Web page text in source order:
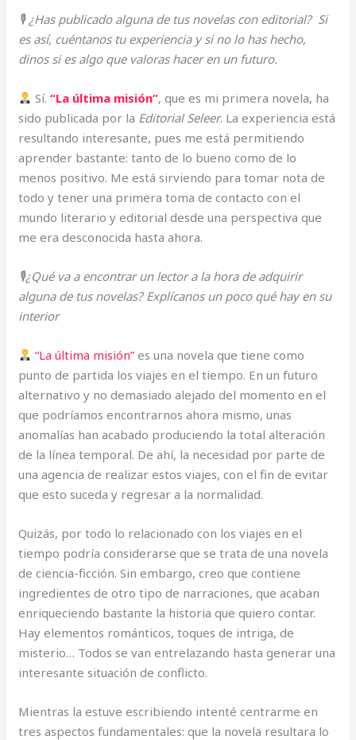
🎙 ¿Has publicado alguna de tus novelas con editorial? Si
es así, cuéntanos tu experiencia y si no lo has hecho,
dinos si es algo que valoras hacer en un futuro.
Sí. “La última misión”, que es mi primera novela, ha
sido publicada por la Editorial Seleer. La experiencia está
resultando interesante, pues me está permitiendo
aprender bastante: tanto de lo bueno como de lo
menos positivo. Me está sirviendo para tomar nota de
todo y tener una primera toma de contacto con el
mundo literario y editorial desde una perspectiva que
me era desconocida hasta ahora.
🎙¿Qué va a encontrar un lector a la hora de adquirir
alguna de tus novelas? Explícanos un poco qué hay en su
interior
“La última misión” es una novela que tiene como
punto de partida los viajes en el tiempo. En un futuro
alternativo y no demasiado alejado del momento en el
que podríamos encontrarnos ahora mismo, unas
anomalías han acabado produciendo la total alteración
de la línea temporal. De ahí, la necesidad por parte de
una agencia de realizar estos viajes, con el fin de evitar
que esto suceda y regresar a la normalidad.
Quizás, por todo lo relacionado con los viajes en el
tiempo podría considerarse que se trata de una novela
de ciencia-ficción. Sin embargo, creo que contiene
ingredientes de otro tipo de narraciones, que acaban
enriqueciendo bastante la historia que quiero contar.
Hay elementos románticos, toques de intriga, de
misterio… Todos se van entrelazando hasta generar una
interesante situación de conflicto.
Mientras la estuve escribiendo intenté centrarme en
tres aspectos fundamentales: que la novela resultara lo